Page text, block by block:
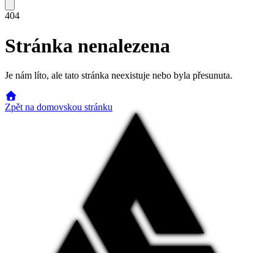
404
Stránka nenalezena
Je nám líto, ale tato stránka neexistuje nebo byla přesunuta.
Zpět na domovskou stránku